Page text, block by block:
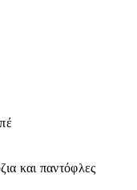
και παντόφλες